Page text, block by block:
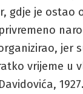
gdje je ostao
jer
vrijeme u